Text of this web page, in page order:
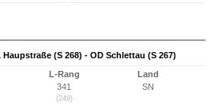
(S 268) - OD Schlettau (S 267)
L-Rang
341
(249)
Land
SN